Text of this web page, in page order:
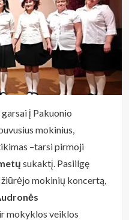
į Pakuonio
mokinius,
–tarsi pirmoji
sukaktį. Pasiilgę
mokinių koncertą,
mokyklos veiklos